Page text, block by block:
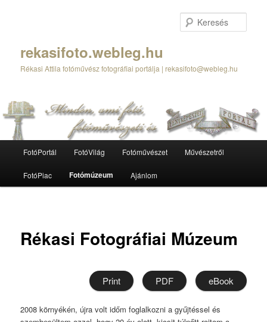
rekasifoto.webleg.hu
Rékasi Attila fotóművész fotográfiai portálja | rekasifoto@webleg.hu
FotóPortál FotóVilág Fotóművészet Művészetről
FotóPiac Fotómúzeum Ajánlom
Rékasi Fotográfiai Múzeum
Print PDF eBook
2008 környékén, újra volt időm foglalkozni a gyűjtéssel és